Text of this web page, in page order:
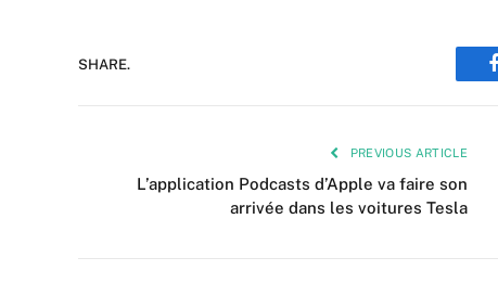
SHARE.
PREVIOUS ARTICLE
L’application Podcasts d’Apple va faire son
arrivée dans les voitures Tesla